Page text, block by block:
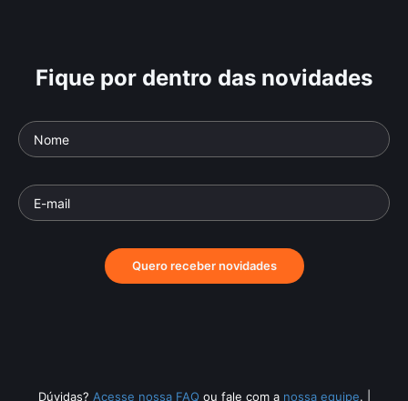
Fique por dentro das novidades
Quero receber novidades
Dúvidas? Acesse nossa FAQ ou fale com a nossa equipe.